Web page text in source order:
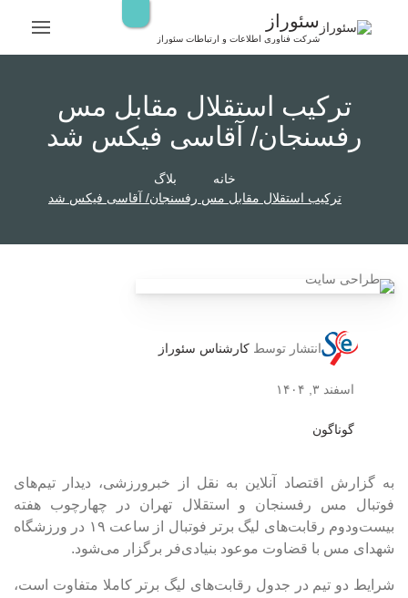
سئوراز
شرکت فناوری اطلاعات و ارتباطات سئوراز
ترکیب استقلال مقابل مس
رفسنجان/ آقاسی فیکس شد
خانه
بلاگ
ترکیب استقلال مقابل مس رفسنجان/ آقاسی فیکس شد
انتشار توسط کارشناس سئوراز
اسفند ۳, ۱۴۰۴
گوناگون
به گزارش اقتصاد آنلاین به نقل از خبرورزشی، دیدار تیم‌های
فوتبال مس رفسنجان و استقلال تهران در چهارچوب هفته
بیست‌ودوم رقابت‌های لیگ برتر فوتبال از ساعت ۱۹ در ورزشگاه
شهدای مس با قضاوت موعود بنیادی‌فر برگزار می‌شود.
شرایط دو تیم در جدول رقابت‌های لیگ برتر کاملا متفاوت است،